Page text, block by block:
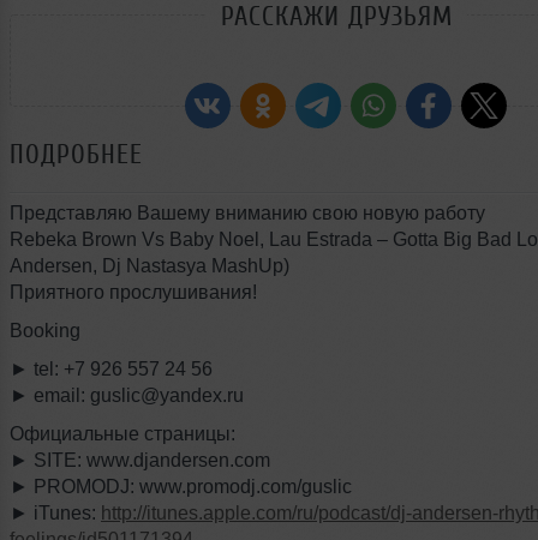
РАССКАЖИ ДРУЗЬЯМ
ПОДРОБНЕЕ
Представляю Вашему вниманию свою новую работу
Rebeka Brown Vs Baby Noel, Lau Estrada – Gotta Big Bad
Andersen, Dj Nastasya MashUp)
Приятного прослушивания!
Booking
► tel: +7 926 557 24 56
► email: guslic@yandex.ru
Официальные страницы:
► SITE: www.djandersen.com
► PROMODJ: www.promodj.com/guslic
► iTunes: http://itunes.apple.com/ru/podcast/dj-andersen-